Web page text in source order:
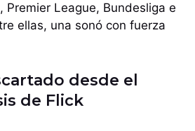
Premier League, Bundesliga e
ellas, una sonó con fuerza
desde el
de Flick